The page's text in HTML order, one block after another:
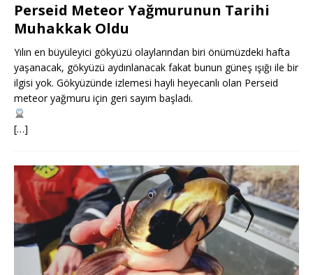
Perseid Meteor Yağmurunun Tarihi
Muhakkak Oldu
Yılın en büyüleyici gökyüzü olaylarından biri önümüzdeki hafta
yaşanacak, gökyüzü aydınlanacak fakat bunun güneş ışığı ile bir
ilgisi yok. Gökyüzünde izlemesi hayli heyecanlı olan Perseid
meteor yağmuru için geri sayım başladı.
[…]